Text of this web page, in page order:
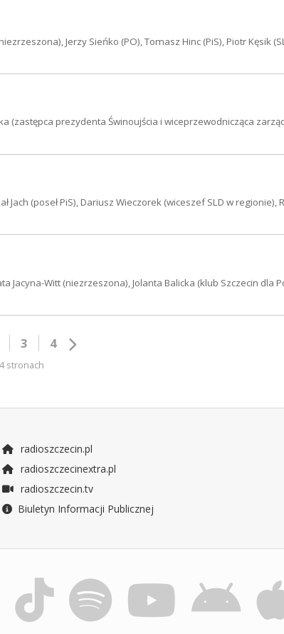
Jerzy Sieńko (PO), Tomasz Hinc (PiS), Piotr Kęsik
(zastępca prezydenta Świnoujścia i wiceprzewodnicząca
Jach (poseł PiS), Dariusz Wieczorek (wiceszef SLD w regionie),
Jacyna-Witt (niezrzeszona), Jolanta Balicka (klub Szczecin dla
3 4
stronach
radioszczecin.pl
radioszczecinextra.pl
radioszczecin.tv
Biuletyn Informacji Publicznej